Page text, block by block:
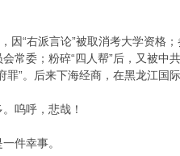
“右派言论”被取消考大学资格
常委；粉碎“四人帮”后，又被中
”。后来下海经商，在黑龙江国
呜呼，悲哉！
件幸事。